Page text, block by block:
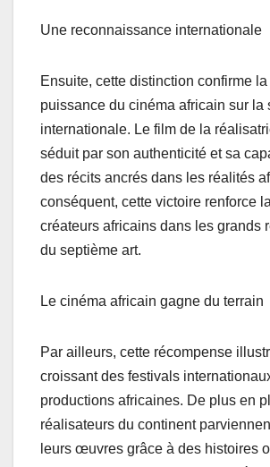
Une reconnaissance internationale
Ensuite, cette distinction confirme
puissance du cinéma africain sur la
internationale. Le film de la
séduit par son authenticité et sa
des récits ancrés dans les réalités
conséquent, cette victoire renforce
créateurs africains dans les grands
du septième art.
Le cinéma africain gagne du terrain
Par ailleurs, cette récompense
croissant des festivals
productions africaines. De plus en
réalisateurs du continent
leurs œuvres grâce à des histoires